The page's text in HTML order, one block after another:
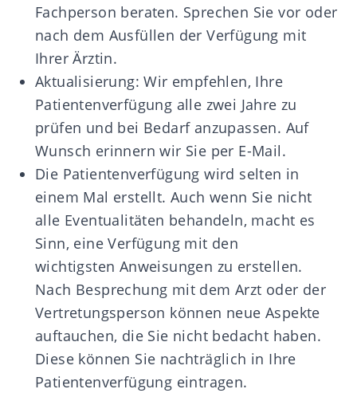
Fachperson beraten. Sprechen Sie vor oder
nach dem Ausfüllen der Verfügung mit
Ihrer Ärztin.
Aktualisierung: Wir empfehlen, Ihre
Patientenverfügung alle zwei Jahre zu
prüfen und bei Bedarf anzupassen. Auf
Wunsch erinnern wir Sie per E-Mail.
Die Patientenverfügung wird selten in
einem Mal erstellt. Auch wenn Sie nicht
alle Eventualitäten behandeln, macht es
Sinn, eine Verfügung mit den
wichtigsten Anweisungen zu erstellen.
Nach Besprechung mit dem Arzt oder der
Vertretungsperson können neue Aspekte
auftauchen, die Sie nicht bedacht haben.
Diese können Sie nachträglich in Ihre
Patientenverfügung eintragen.